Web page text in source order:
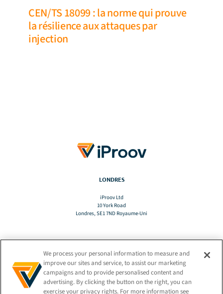
CEN/TS 18099 : la norme qui prouve
la résilience aux attaques par
injection
LONDRES
iProov Ltd
10 York Road
Londres, SE1 7ND Royaume-Uni
TRADUCTION
FR
We process your personal information to measure and
improve our sites and service, to assist our marketing
campaigns and to provide personalised content and
advertising. By clicking the button on the right, you can
exercise your privacy rights. For more information see